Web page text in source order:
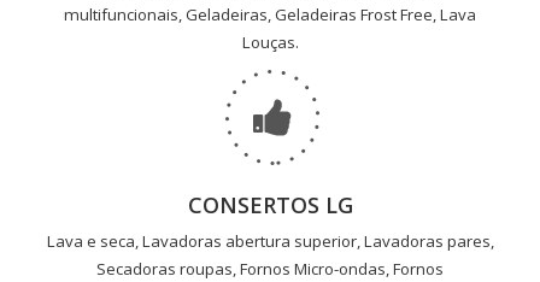
multifuncionais, Geladeiras, Geladeiras Frost Free, Lava
Louças.
CONSERTOS LG
Lava e seca, Lavadoras abertura superior, Lavadoras pares,
Secadoras roupas, Fornos Micro-ondas, Fornos